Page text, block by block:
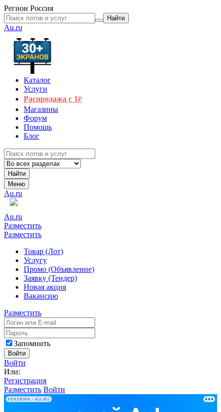
Регион Россия
Найти
Au.ru
Каталог
Услуги
Распродажа с 1₽
Магазины
Форум
Помощь
Блог
Найти
Меню
Au.ru
Au.ru
Разместить
Разместить
Товар (Лот)
Услугу
Промо (Объявление)
Заявку (Тендер)
Новая акция
Вакансию
Разместить
Запомнить
Войти
Войти
Или:
Регистрация
Разместить Войти
РЕКЛАМА • AU.RU